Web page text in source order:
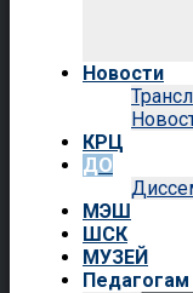
Новости
КРЦ
ДО
МЭШ
ШСК
МУЗЕЙ
Педагогам